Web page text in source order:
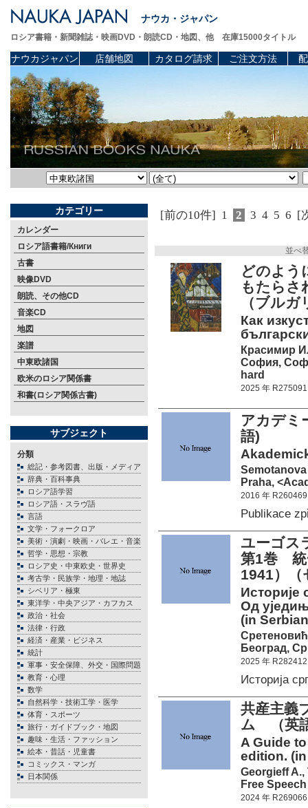
ナウカ・ジャパン
ロシア書籍・新聞雑誌・映画DVD・朗読CD・地図、他 在庫15000タイトル
ナウカジャパン 店舗地図 カタログ請求 ご注文方法
カテゴリー
カレンダー
ロシア語書籍/Книги
古書
映像DVD
朗読、その他CD
音楽CD
地図
楽譜
中東欧諸国
欧米のロシア関係書
和書(ロシア関係古書)
サブジェクト
分類
総記・参考図書、出版・メディア
辞典・百科事典
ロシア語学習
ロシア語・スラヴ語
言語
文学・フォークロア
美術・演劇・映画・バレエ・音楽
哲学・思想・宗教
ロシア史・中東欧史・世界史
考古学・民族学・地理・地誌
シベリア・極東
東洋学・中央アジア・カフカス
政治・社会
法律・行政
経済・産業・ビジネス
統計
軍事・安全保障、外交・国際問題
教育・心理
数学
自然科学・技術工学・医学
体育・スポーツ
旅行・ガイドブック・地図
趣味・生活・ファッション
絵本・昔話・児童書
コミックス・マンガ
日本関係
[前の10件] 1 2 3 4 5 6 [
並べ
どのよう
もたら
（ブルガ
Как
Красимир
София,
hard
2025 年 R275091
アカデ
語)
Praha,
2016 年 R260469
Publikace
ユーゴス
第1巻 統
1941）（
Историје
Од
(in
Београд,
2025 年 R282412
Историја
共産主義
ム （英
A Guide
edition.
Georgieff A.,
Free
2024 年 R269066